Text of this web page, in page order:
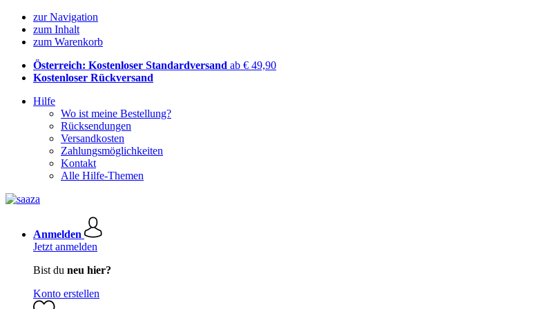
zur Navigation
zum Inhalt
zum Warenkorb
Österreich: Kostenloser Standardversand ab € 49,90
Kostenloser Rückversand
Hilfe
Wo ist meine Bestellung?
Rücksendungen
Versandkosten
Zahlungsmöglichkeiten
Kontakt
Alle Hilfe-Themen
Anmelden
Jetzt anmelden
Bist du neu hier?
Konto erstellen